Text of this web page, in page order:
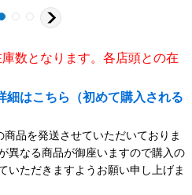
数となります。各店頭との在
細はこちら（初めて購入される
品を発送させていただいておりま
異なる商品が御座いますので購入の
いただきますようお願い申し上げま